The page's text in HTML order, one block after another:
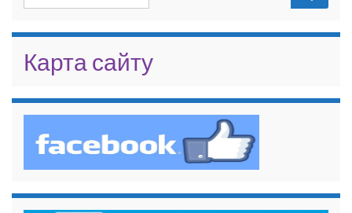
Карта сайту